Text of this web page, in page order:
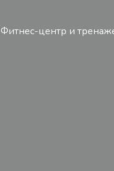
Фитнес-центр и